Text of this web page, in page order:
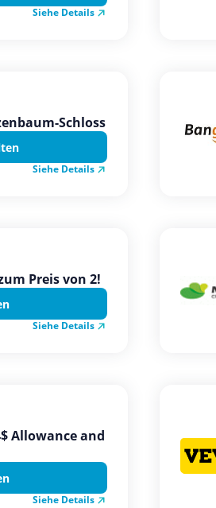
Siehe Details
Schloss
Siehe Details
Preis von 2!
Siehe Details
Allowance and
Siehe Details